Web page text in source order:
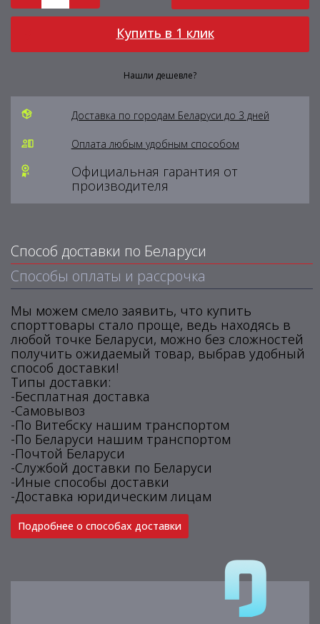
Купить в 1 клик
Нашли дешевле?
Доставка по городам Беларуси до 3 дней
Оплата любым удобным способом
Официальная гарантия от
производителя
Способ доставки по Беларуси
Способы оплаты и рассрочка
Мы можем смело заявить, что купить
спорттовары стало проще, ведь находясь в
любой точке Беларуси, можно без сложностей
получить ожидаемый товар, выбрав удобный
способ доставки!
Типы доставки:
-Бесплатная доставка
-Самовывоз
-По Витебску нашим транспортом
-По Беларуси нашим транспортом
-Почтой Беларуси
-Службой доставки по Беларуси
-Иные способы доставки
-Доставка юридическим лицам
Подробнее о способах доставки